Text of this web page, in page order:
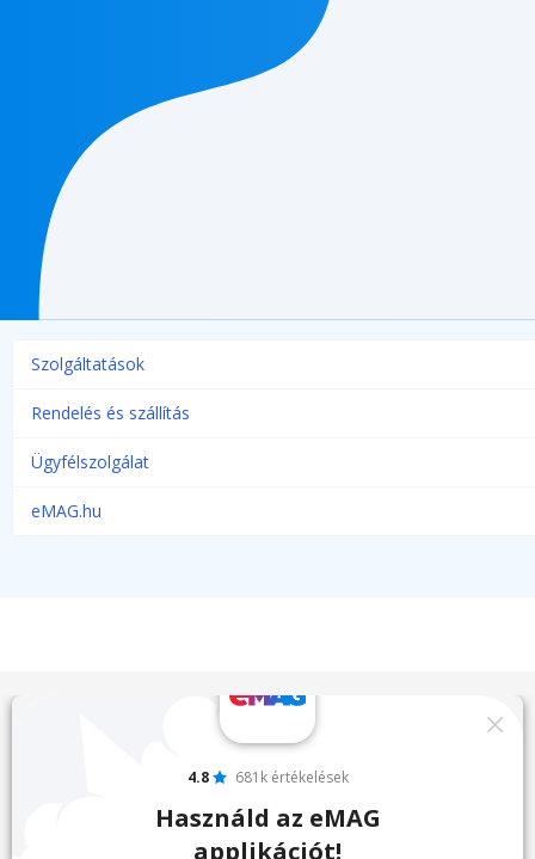
Szolgáltatások
Rendelés és szállítás
Ügyfélszolgálat
eMAG.hu
4.8 681k értékelések
Használd az eMAG
applikációt!